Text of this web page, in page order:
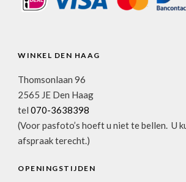
WINKEL DEN HAAG
Thomsonlaan 96
2565 JE Den Haag
tel 070-3638398
(Voor pasfoto’s hoeft u niet te bellen. U
afspraak terecht.)
OPENINGSTIJDEN